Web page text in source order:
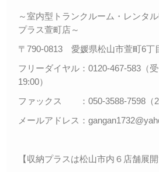
～室内型トランクルーム・レンタ
プラス萱町店～
〒790-0813 愛媛県松山市萱町6丁
フリーダイヤル：0120-467-583（
19:00）
ファックス ：050-3588-7598（
メールアドレス：
【収納プラスは松山市内６店舗展開